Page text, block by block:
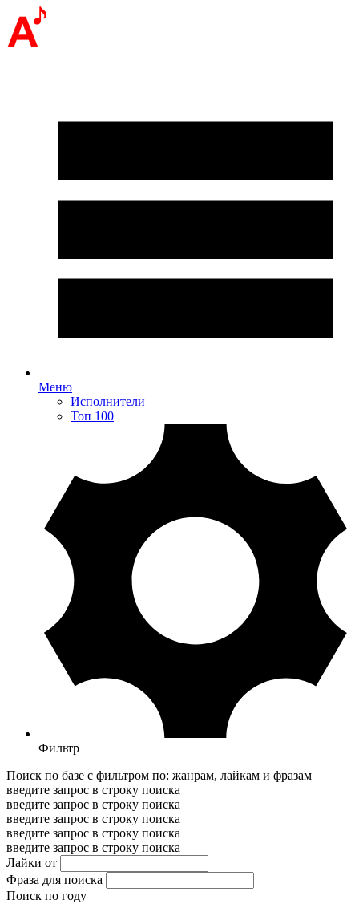
Меню
Исполнители
Топ 100
Фильтр
Поиск по базе с фильтром по: жанрам, лайкам и фразам
введите запрос в строку поиска
введите запрос в строку поиска
введите запрос в строку поиска
введите запрос в строку поиска
введите запрос в строку поиска
Лайки от
Фраза для поиска
Поиск по году